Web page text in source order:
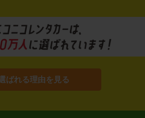
ばれる理由を見る